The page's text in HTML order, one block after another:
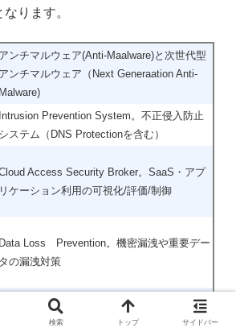
ります。
アンチマルウェア(Anti-Maalware)と次世代型
アンチマルウェア（Next Generaation Anti-
Malware)
Intrusion Prevention System。不正侵入防止
システム（DNS Protectionを含む）
Access Security Broker。SaaS・アプ
リケーション利用の可視化/評価/制御
Data Loss Prevention。機密漏洩や重要デー
タの漏洩対策
Remote Browser Isolation。Webブラウザ分
検索 トップ サイドバー